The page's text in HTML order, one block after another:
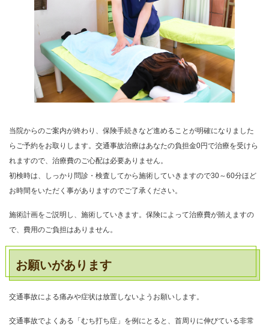
当院からのご案内が終わり、保険手続きなど進めることが明確になりました
らご予約をお取りします。交通事故治療はあなたの負担金0円で治療を受けら
れますので、治療費のご心配は必要ありません。
初検時は、しっかり問診・検査してから施術していきますので30～60分ほど
お時間をいただく事がありますのでご了承ください。
施術計画をご説明し、施術していきます。保険によって治療費が賄えますの
で、費用のご負担はありません。
お願いがあります
交通事故による痛みや症状は放置しないようお願いします。
交通事故でよくある「むち打ち症」を例にとると、首周りに伸びている非常